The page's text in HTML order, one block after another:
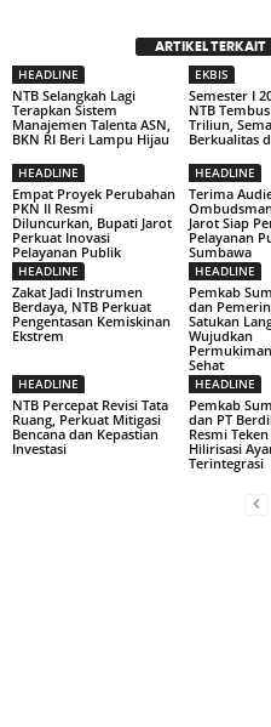
ARTIKEL TERKAIT
HEADLINE
NTB Selangkah Lagi
Terapkan Sistem
Manajemen Talenta ASN,
BKN RI Beri Lampu Hijau
EKBIS
Semester I
NTB
Triliun,
Berkualitas
HEADLINE
Empat Proyek Perubahan
PKN II Resmi
Diluncurkan, Bupati Jarot
Perkuat Inovasi
Pelayanan Publik
HEADLINE
Terima
Jarot Siap
Pelayanan
Sumbawa
HEADLINE
Zakat Jadi Instrumen
Berdaya, NTB Perkuat
Pengentasan Kemiskinan
Ekstrem
HEADLINE
Pemkab
dan
Satukan
Wujudkan
Sehat
HEADLINE
NTB Percepat Revisi Tata
Ruang, Perkuat Mitigasi
Bencana dan Kepastian
Investasi
HEADLINE
Pemkab
dan PT
Resmi
Hilirisasi
Terintegrasi